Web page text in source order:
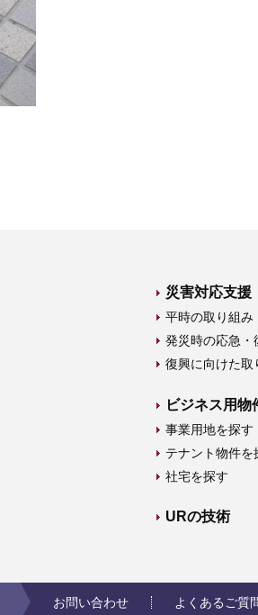
災害対応支援
平時の取り組み
発災時の応急・
復興に向けた取
ビジネス用物
事業用地を探す
テナント物件を
社宅を探す
URの技術
お問い合わせ よくあるご質